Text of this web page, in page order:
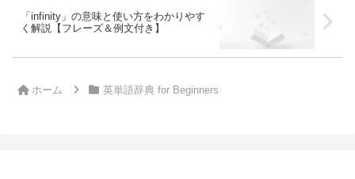
「infinity」の意味と使い方をわかりやす
く解説【フレーズ＆例文付き】
ホーム 英単語辞典 for Beginners